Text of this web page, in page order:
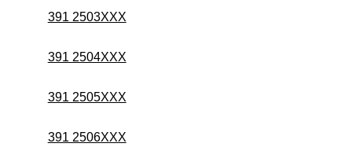
391 2503XXX
391 2504XXX
391 2505XXX
391 2506XXX